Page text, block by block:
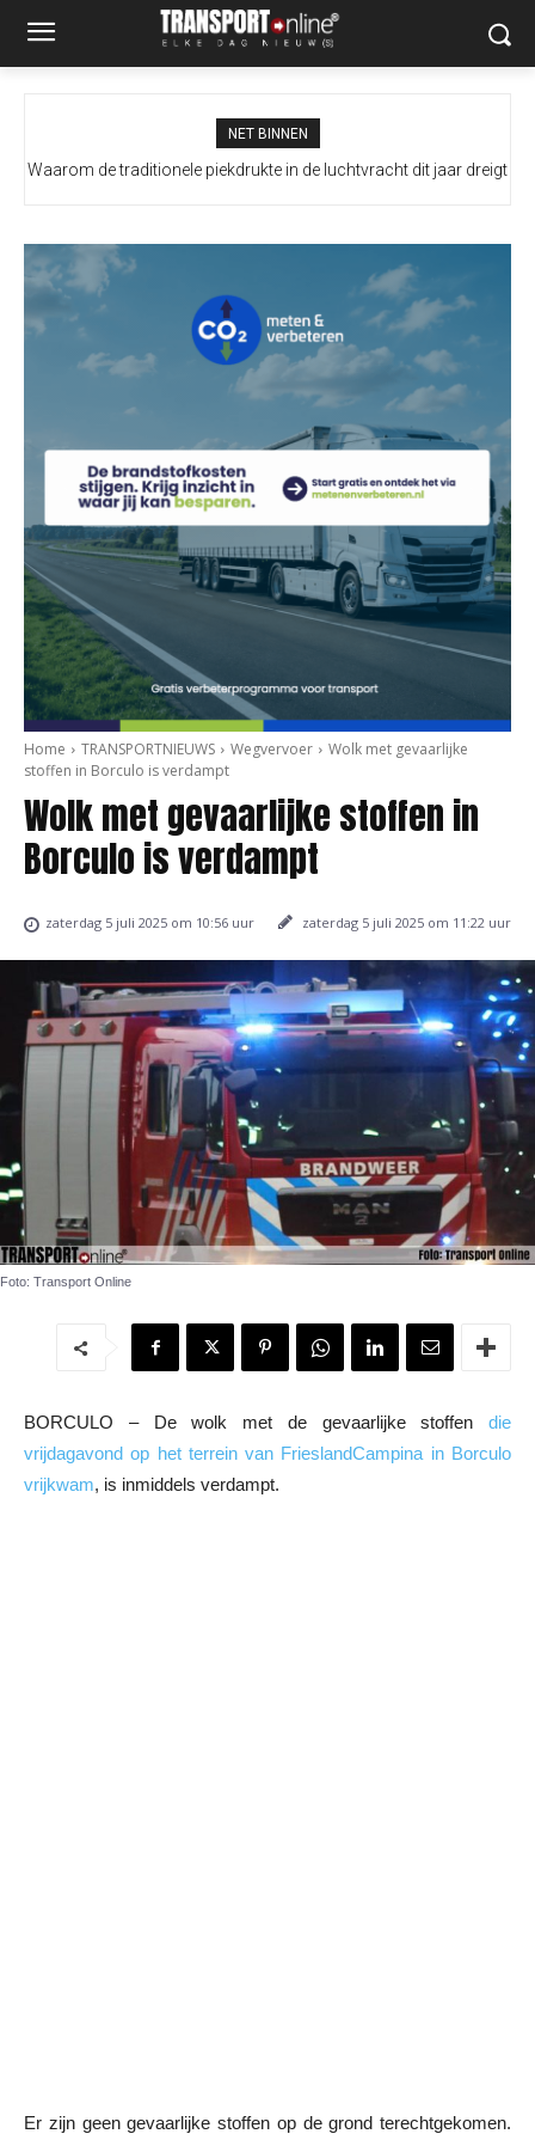
NET BINNEN
Waarom de traditionele piekdrukte in de luchtvracht dit jaar dreigt
Home TRANSPORTNIEUWS Wegvervoer
Wolk met gevaarlijke
stoffen in Borculo is verdampt
Wolk met gevaarlijke stoffen in
Borculo is verdampt
zaterdag 5 juli 2025 om 10:56 uur zaterdag 5 juli 2025 om 11:22 uur
Foto: Transport Online
BORCULO – De wolk met de gevaarlijke stoffen die
vrijdagavond op het terrein van FrieslandCampina in Borculo
vrijkwam, is inmiddels verdampt.
Er zijn geen gevaarlijke stoffen op de grond terechtgekomen.